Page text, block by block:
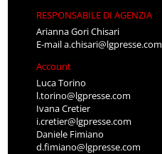
RESPONSABILE DI AGENZIA
Arianna Gori Chisari
E-maila.chisari@lgpresse.com
Account
Luca Torino
l.torino@lgpresse.com
Ivana Cretier
i.cretier@lgpresse.com
Daniele Fimiano
d.fimiano@lgpresse.com